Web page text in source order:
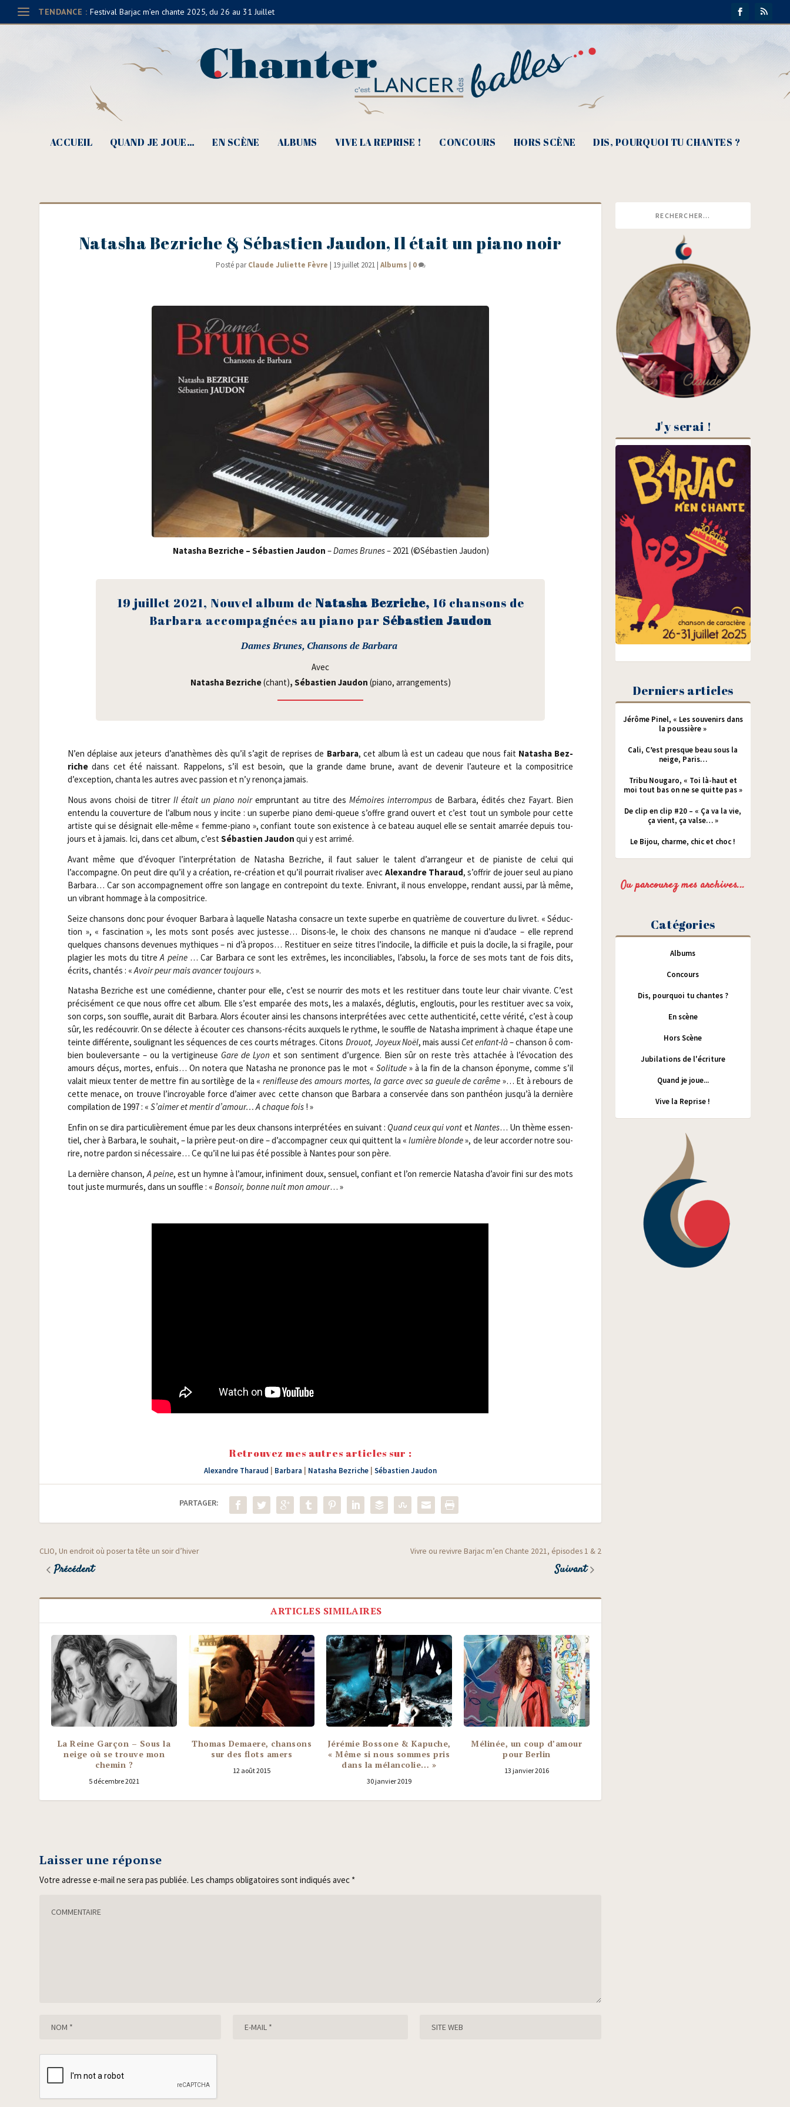
TENDANCE : Festival Barjac m’en chante 2025, du 26 au 31 Juillet
ACCUEIL QUAND JE JOUE… EN SCÈNE ALBUMS VIVE LA REPRISE ! CONCOURS HORS SCÈNE DIS, POURQUOI TU CHANTES ?
Natasha Bezriche & Sébastien Jaudon, Il était un piano noir
Posté parClaude Juliette Fèvre | 19 juillet 2021| Albums | 0
Nata­sha Bez­riche – Sébas­tien Jau­don –Dames Brunes – 2021 (©Sébas­tien Jaudon)
19 juillet 2021, Nou­vel album de Nata­sha Bez­riche, 16 chan­sons de
Bar­ba­ra accom­pa­gnées au pia­no par Sébas­tien Jaudon
Dames Brunes, Chan­sons de Barbara
Avec
Nata­sha Bez­riche(chant), Sébas­tien Jau­don (pia­no, arrangements)
N’en déplaise aux jeteurs d’anathèmes dès qu’il s’agit de reprises de Bar­ba­ra, cet album là est un cadeau que nous fait Nata­sha Bez­
richedans cet été nais­sant. Rap­pe­lons, s’il est besoin, que la grande dame brune, avant de deve­nir l’auteure et la com­po­si­trice
d’exception, chan­ta les autres avec pas­sion et n’y renon­ça jamais.
Nous avons choi­si de titrer Il était un pia­no noiremprun­tant au titre desMémoires inter­rom­pus de Bar­ba­ra, édi­tés chez Fayart. Bien
enten­du la cou­ver­ture de l’album nous y incite : un superbe pia­no demi-queue s’offre grand ouvert et c’est tout un sym­bole pour cette
artiste qui se dési­gnait elle-même « femme-pia­no », confiant toute son exis­tence à ce bateau auquel elle se sen­tait amar­rée depuis tou­
jours et à jamais. Ici, dans cet album, c’est Sébas­tien Jau­don qui y est arrimé.
Avant même que d’évoquer l’interprétation de Nata­sha Bez­riche, il faut saluer le talent d’arrangeur et de pia­niste de celui qui
l’accompagne. On peut dire qu’il y a créa­tion, re-créa­tion et qu’il pour­rait riva­li­ser avec Alexandre Tha­raud, s’offrir de jouer seul au pia­no
Bar­ba­ra… Car son accom­pa­gne­ment offre son lan­gage en contre­point du texte. Enivrant, il nous enve­loppe, ren­dant aus­si, par là même,
un vibrant hom­mage à la compositrice.
Seize chan­sons donc pour évo­quer Bar­ba­ra à laquelle Nata­sha consacre un texte superbe en qua­trième de cou­ver­ture du livret. « Séduc­
tion », « fas­ci­na­tion », les mots sont posés avec jus­tesse… Disons-le, le choix des chan­sons ne manque ni d’audace – elle reprend
quelques chan­sons deve­nues mythiques – ni d’à pro­pos… Res­ti­tuer en seize titres l’indocile, la dif­fi­cile et puis la docile, la si fra­gile, pour
pla­gier les mots du titreA peine … Car Bar­ba­ra ce sont les extrêmes, les incon­ci­liables, l’absolu, la force de ses mots tant de fois dits,
écrits, chan­tés : « Avoir peur mais avan­cer tou­jours».
Nata­sha Bez­riche est une comé­dienne, chan­ter pour elle, c’est se nour­rir des mots et les res­ti­tuer dans toute leur chair vivante. C’est
pré­ci­sé­ment ce que nous offre cet album. Elle s’est empa­rée des mots, les a malaxés, déglu­tis, englou­tis, pour les res­ti­tuer avec sa voix,
son corps, son souffle, aurait dit Bar­ba­ra. Alors écou­ter ain­si les chan­sons inter­pré­tées avec cette authen­ti­ci­té, cette véri­té, c’est à coup
sûr, les redé­cou­vrir. On se délecte à écou­ter ces chan­sons-récits aux­quels le rythme, le souffle de Nata­sha impriment à chaque étape une
teinte dif­fé­rente, sou­li­gnant les séquences de ces courts métrages. Citons Drouot, Joyeux Noël, mais aus­si Cet enfant-là– chan­son ô com­
bien bou­le­ver­sante – ou la ver­ti­gi­neuse Gare de Lyon et son sen­ti­ment d’urgence. Bien sûr on reste très atta­chée à l’évocation des
amours déçus, mortes, enfuis… On note­ra que Nata­sha ne pro­nonce pas le mot « Soli­tude » à la fin de la chan­son épo­nyme, comme s’il
valait mieux ten­ter de mettre fin au sor­ti­lège de la « reni­fleuse des amours mortes, la garce avec sa gueule de carême »… Et à rebours de
cette menace, on trouve l’incroyable force d’aimer avec cette chan­son que Bar­ba­ra a conser­vée dans son pan­théon jusqu’à la der­nière
com­pi­la­tion de 1997 : « S’aimer et men­tir d’amour… A chaque fois! »
Enfin on se dira par­ti­cu­liè­re­ment émue par les deux chan­sons inter­pré­tées en sui­vant : Quand ceux qui vont etNantes… Un thème essen­
tiel, cher à Bar­ba­ra, le sou­hait, – la prière peut-on dire – d’accompagner ceux qui quittent la «lumière blonde», de leur accor­der notre sou­
rire, notre par­don si néces­saire… Ce qu’il ne lui pas été pos­sible à Nantes pour son père.
La der­nière chan­son,A peine, est un hymne à l’amour, infi­ni­ment doux, sen­suel, confiant et l’on remer­cie Nata­sha d’avoir fini sur des mots
tout juste mur­mu­rés, dans un souffle : « Bon­soir, bonne nuit mon amour… »
Retrouvez mes autres articles sur :
Alexandre Tharaud Barbara Natasha Bezriche |Sébastien Jaudon
PARTAGER:
CLIO, Un endroit où poser ta tête un soir d’hiver
Précédent
Vivre ou revivre Barjac m’en Chante 2021, épisodes 1 & 2
Suivant
ARTICLES SIMILAIRES
La Reine Garçon – Sous la
neige où se trouve mon
chemin ?
5 décembre 2021
Thomas Demaere, chansons
sur des flots amers
12 août 2015
Jérémie Bossone & Kapuche,
« Même si nous sommes pris
dans la mélancolie… »
30 janvier 2019
Mélinée, un coup d’amour
pour Berlin
13 janvier 2016
Laisser une réponse
Votre adresse e-mail ne sera pas publiée. Les champs obligatoires sont indiqués avec *
J'y serai !
Derniers articles
Jérôme Pinel, « Les souvenirs dans
la poussière »
Cali, C’est presque beau sous la
neige, Paris…
Tribu Nougaro, « Toi là-haut et
moi tout bas on ne se quitte pas »
De clip en clip #20 – « Ça va la vie,
ça vient, ça valse… »
Le Bijou, charme, chic et choc !
Ou parcourez mes archives...
Catégories
Albums
Concours
Dis, pourquoi tu chantes ?
En scène
Hors Scène
Jubilations de l'écriture
Quand je joue...
Vive la Reprise !